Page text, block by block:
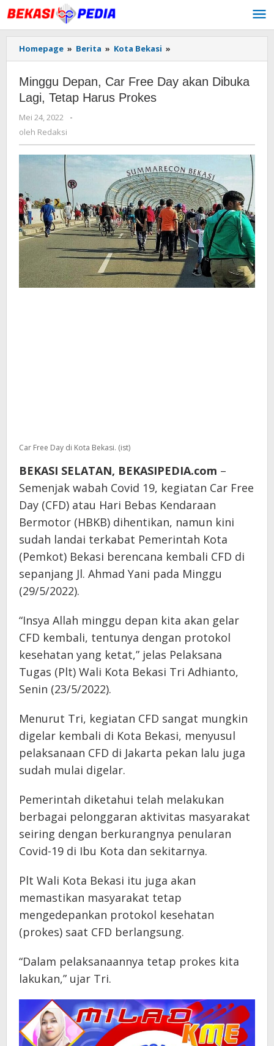
Lewati
ke
konten
Homepage » Berita » Kota Bekasi »
Depan,
Free
Tetap
Harus
Prokes
Minggu Depan, Car Free Day akan Dibuka
Lagi, Tetap Harus Prokes
Mei 24, 2022
oleh
-
oleh Redaksi
Car Free Day di Kota Bekasi. (ist)
BEKASI SELATAN, BEKASIPEDIA.com –
Semenjak wabah Covid 19, kegiatan Car Free
Day (CFD) atau Hari Bebas Kendaraan
Bermotor (HBKB) dihentikan, namun kini
sudah landai terkabat Pemerintah Kota
(Pemkot) Bekasi berencana kembali CFD di
sepanjang Jl. Ahmad Yani pada Minggu
(29/5/2022).
“Insya Allah minggu depan kita akan gelar
CFD kembali, tentunya dengan protokol
kesehatan yang ketat,” jelas Pelaksana
Tugas (Plt) Wali Kota Bekasi Tri Adhianto,
Senin (23/5/2022).
Menurut Tri, kegiatan CFD sangat mungkin
digelar kembali di Kota Bekasi, menyusul
pelaksanaan CFD di Jakarta pekan lalu juga
sudah mulai digelar.
Pemerintah diketahui telah melakukan
berbagai pelonggaran aktivitas masyarakat
seiring dengan berkurangnya penularan
Covid-19 di Ibu Kota dan sekitarnya.
Plt Wali Kota Bekasi itu juga akan
memastikan masyarakat tetap
mengedepankan protokol kesehatan
(prokes) saat CFD berlangsung.
“Dalam pelaksanaannya tetap prokes kita
lakukan,” ujar Tri.